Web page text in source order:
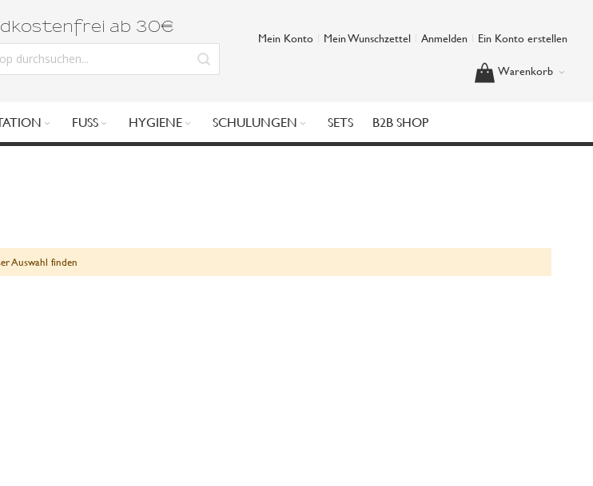
ab 30€
Mein Konto Mein Wunschzettel Anmelden
Ein Konto erstellen
Warenkorb
FUSS HYGIENE SCHULUNGEN SETS B2B SHOP
Auswahl finden